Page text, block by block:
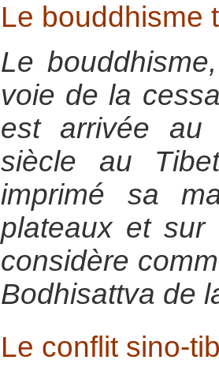
Le bouddhisme
Le
voie de la
est arrivée au
siècle au
imprimé sa
plateaux et
considère
Bodhisattva de
Le conflit sino-